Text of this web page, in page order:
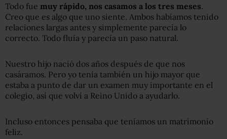
Todo fue muy rápido, nos casamos a los tres meses.
Creo que es algo que uno siente. Ambos habíamos tenido
relaciones largas antes y simplemente parecía lo
correcto. Todo fluía y parecía un paso natural.
Nuestro hijo nació dos años después de que nos
casáramos. Pero yo tenía también un hijo mayor que
estaba a punto de dar un examen muy importante en el
colegio, así que volví a Reino Unido a ayudarlo.
Incluso entonces pensaba que teníamos un matrimonio
feliz.